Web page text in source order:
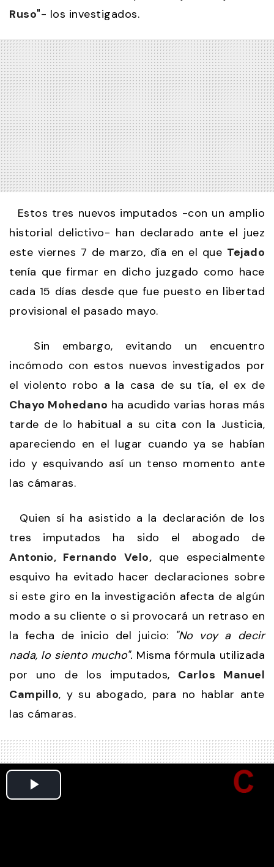
Ruso"- los investigados.
Estos tres nuevos imputados -con un amplio
historial delictivo- han declarado ante el juez
este viernes 7 de marzo, día en el que Tejado
tenía que firmar en dicho juzgado como hace
cada 15 días desde que fue puesto en libertad
provisional el pasado mayo.
Sin embargo, evitando un encuentro
incómodo con estos nuevos investigados por
el violento robo a la casa de su tía, el ex de
Chayo Mohedano ha acudido varias horas más
tarde de lo habitual a su cita con la Justicia,
apareciendo en el lugar cuando ya se habían
ido y esquivando así un tenso momento ante
las cámaras.
Quien sí ha asistido a la declaración de los
tres imputados ha sido el abogado de
Antonio, Fernando Velo, que especialmente
esquivo ha evitado hacer declaraciones sobre
si este giro en la investigación afecta de algún
modo a su cliente o si provocará un retraso en
la fecha de inicio del juicio: "No voy a decir
nada, lo siento mucho". Misma fórmula utilizada
por uno de los imputados, Carlos Manuel
Campillo, y su abogado, para no hablar ante
las cámaras.